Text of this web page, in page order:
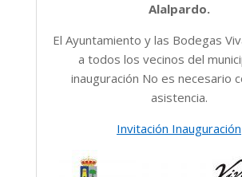
Alalpardo.
El Ayuntamiento y las Bodegas
a todos los vecinos del
inauguración No es necesario
asistencia.
Invitación Inauguración